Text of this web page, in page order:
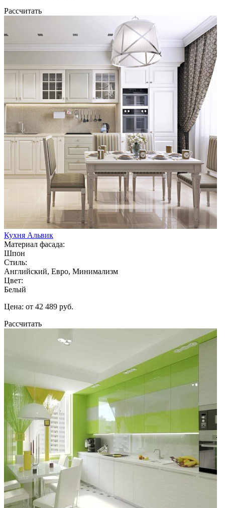
Рассчитать
Кухня Альвик
Материал фасада:
Шпон
Стиль:
Английский, Евро, Минимализм
Цвет:
Белый
Цена: от 42 489 руб.
Рассчитать